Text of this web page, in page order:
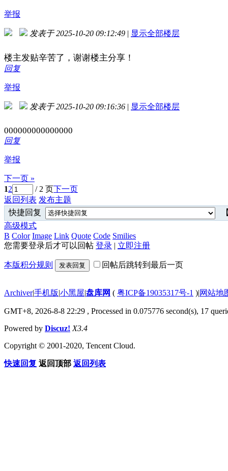
举报
发表于 2025-10-20 09:12:49 | 显示全部楼层
楼主发贴辛苦了，谢谢楼主分享！
回复
举报
发表于 2025-10-20 09:16:36 | 显示全部楼层
000000000000000
回复
举报
下一页 »
12 / 2 页下一页
返回列表 发布主题
快捷回复
高级模式
B Color Image Link Quote Code Smilies
您需要登录后才可以回帖 登录 | 立即注册
本版积分规则 发表回复 回帖后跳转到最后一页
Archiver|手机版|小黑屋|盘库网 ( 粤ICP备19035317号-1 )|网站地
GMT+8, 2026-8-8 22:29 , Processed in 0.075776 second(s), 17
Powered by Discuz! X3.4
Copyright © 2001-2020, Tencent Cloud.
快速回复 返回顶部 返回列表